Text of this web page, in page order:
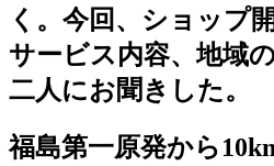
く。今回、ショップ
サービス内容、地域
二人にお聞きした。
福島第一原発から